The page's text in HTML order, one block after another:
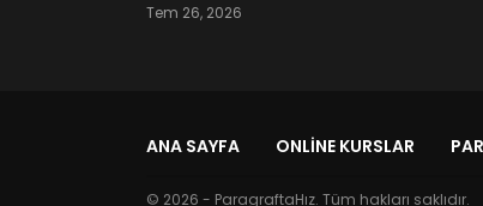
Tem 26, 2026
ANA SAYFA ONLINE KURSLAR
© 2026 - ParagraftaHız. Tüm hakları saklıdır.